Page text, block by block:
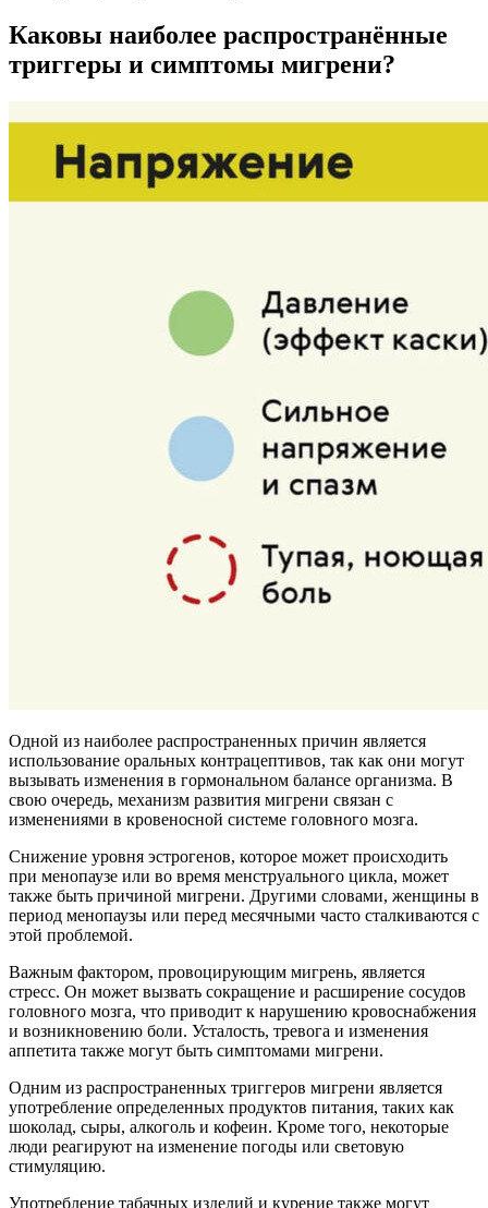
Каковы наиболее распространённые
триггеры и симптомы мигрени?
Одной из наиболее распространенных причин является
использование оральных контрацептивов, так как они могут
вызывать изменения в гормональном балансе организма. В
свою очередь, механизм развития мигрени связан с
изменениями в кровеносной системе головного мозга.
Снижение уровня эстрогенов, которое может происходить
при менопаузе или во время менструального цикла, может
также быть причиной мигрени. Другими словами, женщины в
период менопаузы или перед месячными часто сталкиваются с
этой проблемой.
Важным фактором, провоцирующим мигрень, является
стресс. Он может вызвать сокращение и расширение сосудов
головного мозга, что приводит к нарушению кровоснабжения
и возникновению боли. Усталость, тревога и изменения
аппетита также могут быть симптомами мигрени.
Одним из распространенных триггеров мигрени является
употребление определенных продуктов питания, таких как
шоколад, сыры, алкоголь и кофеин. Кроме того, некоторые
люди реагируют на изменение погоды или световую
стимуляцию.
Употребление табачных изделий и курение также могут